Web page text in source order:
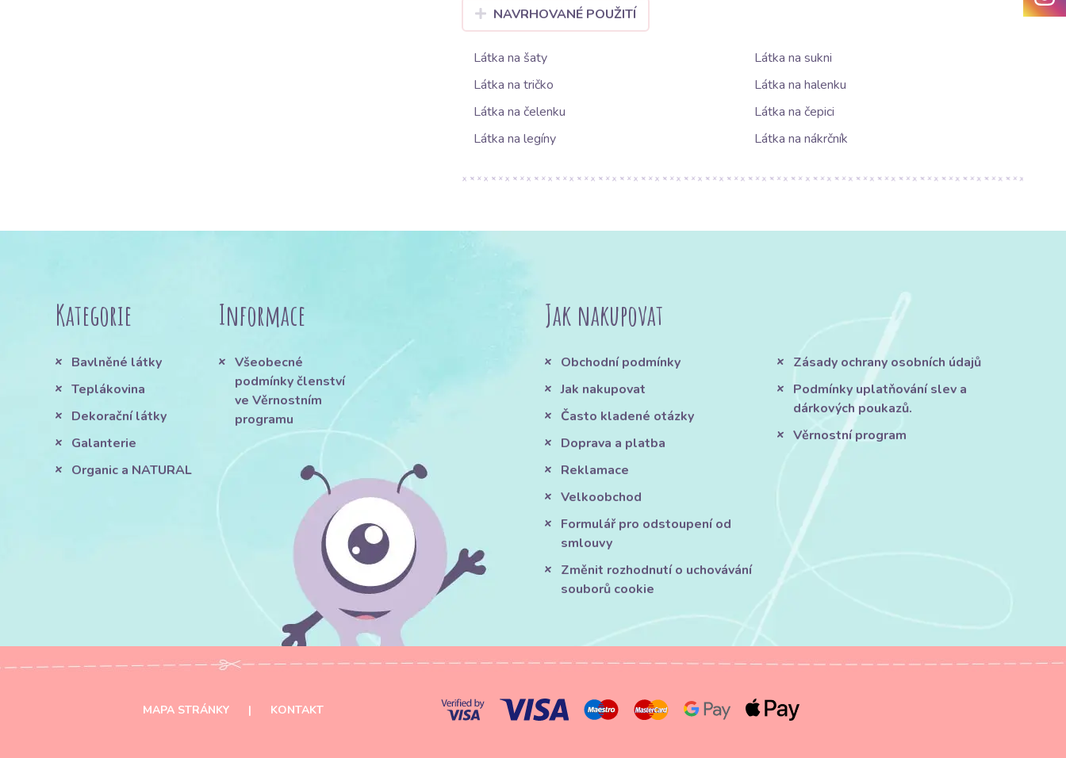
NAVRHOVANÉ POUŽITÍ
Látka na šaty
Látka na sukni
Látka na tričko
Látka na halenku
Látka na čelenku
Látka na čepici
Látka na legíny
Látka na nákrčník
Kategorie
Bavlněné látky
Teplákovina
Dekorační látky
Galanterie
Organic a NATURAL
Informace
Všeobecné
podmínky členství
ve Věrnostním
programu
Jak nakupovat
Obchodní podmínky
Jak nakupovat
Často kladené otázky
Doprava a platba
Reklamace
Velkoobchod
Formulář pro odstoupení od
smlouvy
Změnit rozhodnutí o uchovávání
souborů cookie
Zásady ochrany osobních údajů
Podmínky uplatňování slev a
dárkových poukazů.
Věrnostní program
MAPA STRÁNKY | KONTAKT